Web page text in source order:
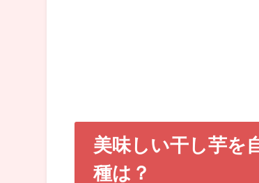
美味しい干し芋を
種は？